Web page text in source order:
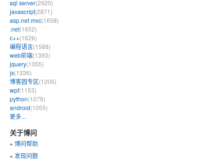
sql server(2920)
javascript(2871)
asp.net mvc(1658)
.net(1652)
c++(1626)
编程语言(1588)
web前端(1393)
jquery(1355)
js(1336)
博客园专区(1206)
wpf(1153)
python(1079)
android(1055)
更多...
关于博问
» 博问帮助
» 发现问题